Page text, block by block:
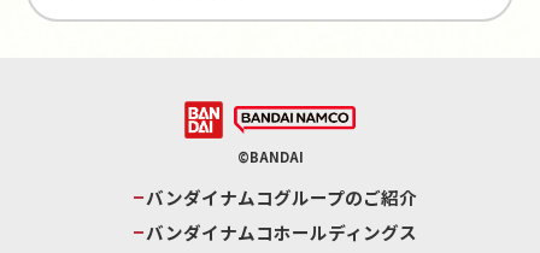
©BANDAI
バンダイナムコグループのご紹介
バンダイナムコホールディングス